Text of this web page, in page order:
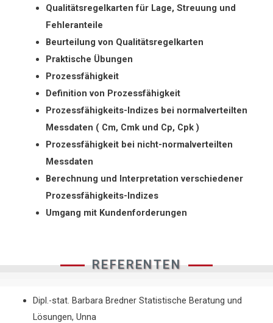
Qualitätsregelkarten für Lage, Streuung und
Fehleranteile
Beurteilung von Qualitätsregelkarten
Praktische Übungen
Prozessfähigkeit
Definition von Prozessfähigkeit
Prozessfähigkeits-Indizes bei normalverteilten
Messdaten ( Cm, Cmk und Cp, Cpk )
Prozessfähigkeit bei nicht-normalverteilten
Messdaten
Berechnung und Interpretation verschiedener
Prozessfähigkeits-Indizes
Umgang mit Kundenforderungen
REFERENTEN
Dipl.-stat. Barbara Bredner Statistische Beratung und
Lösungen, Unna